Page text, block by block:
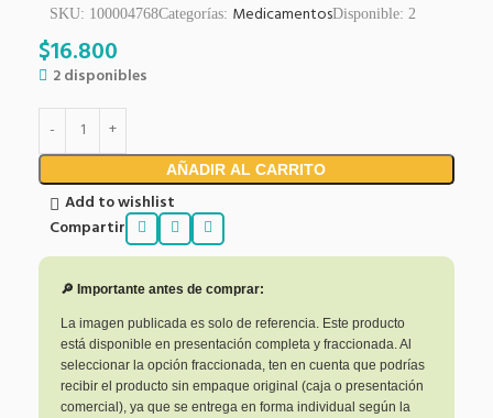
SKU: 100004768Categorías: MedicamentosDisponible: 2
$16.800
2 disponibles
AÑADIR AL CARRITO
Add to wishlist
Compartir
🔎 Importante antes de comprar:
La imagen publicada es solo de referencia. Este producto
está disponible en presentación completa y fraccionada. Al
seleccionar la opción fraccionada, ten en cuenta que podrías
recibir el producto sin empaque original (caja o presentación
comercial), ya que se entrega en forma individual según la